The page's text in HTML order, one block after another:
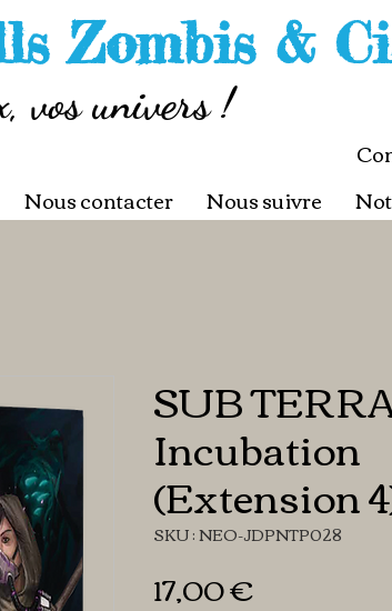
Zombis &
vos univers !
Nous contacter Nous suivre
SUB
Incubation
(Extension
SKU : NEO-JDPNTP028
17,00 €Prix